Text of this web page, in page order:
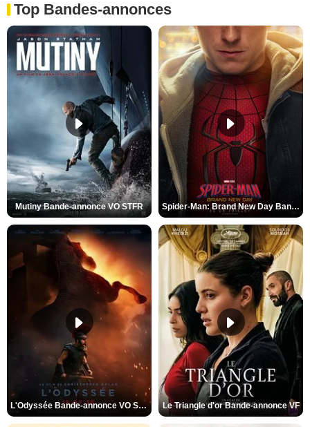
Top Bandes-annonces
Mutiny Bande-annonce VO STFR Spider-Man: Brand New Day Bande-annonce VO STFR
L'Odyssée Bande-annonce VO STFR Le Triangle d'or Bande-annonce VF